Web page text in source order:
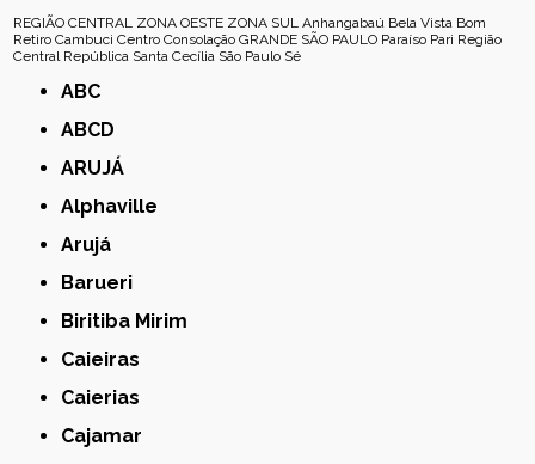
REGIÃO CENTRAL ZONA OESTE ZONA SUL Anhangabaú Bela Vista Bom
Retiro Cambuci Centro Consolação GRANDE SÃO PAULO Paraíso Pari Região
Central República Santa Cecília São Paulo Sé
ABC
ABCD
ARUJÁ
Alphaville
Arujá
Barueri
Biritiba Mirim
Caieiras
Caierias
Cajamar